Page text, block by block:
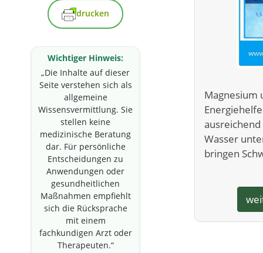
drucken
Wichtiger Hinweis:
„Die Inhalte auf dieser
Seite verstehen sich als
allgemeine
Wissensvermittlung. Sie
stellen keine
medizinische Beratung
dar. Für persönliche
Entscheidungen zu
Anwendungen oder
gesundheitlichen
Maßnahmen empfiehlt
sich die Rücksprache
mit einem
fachkundigen Arzt oder
Therapeuten.“
Magnesium
Wasser
bringen